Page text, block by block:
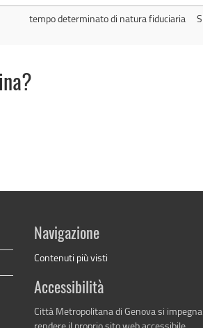
tempo determinato di natura fiduciaria
Navigazione
Contenuti più visti
Accessibilità
Città Metropolitana di Genova si
rendere il proprio sito web accessibile,